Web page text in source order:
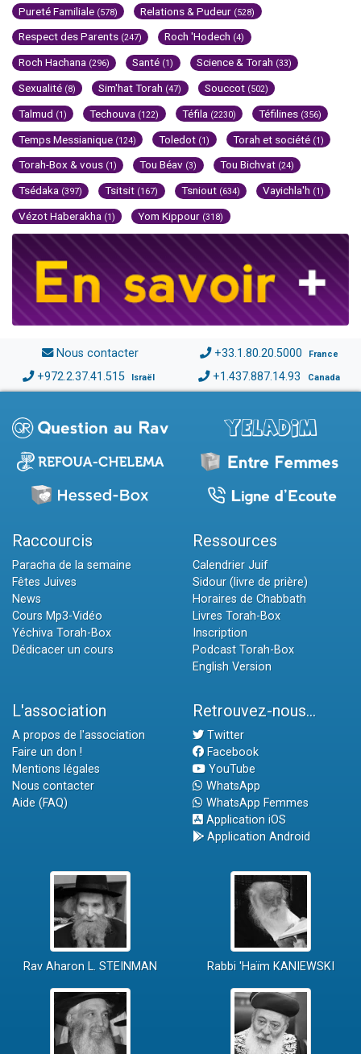
Pureté Familiale (578) Relations & Pudeur (528)
Respect des Parents (247) Roch 'Hodech (4)
Roch Hachana (296) Santé (1) Science & Torah (33)
Sexualité (8) Sim'hat Torah (47) Souccot (502)
Talmud (1) Techouva (122) Téfila (2230) Téfilines (356)
Temps Messianique (124) Toledot (1) Torah et société (1)
Torah-Box & vous (1) Tou Béav (3) Tou Bichvat (24)
Tsédaka (397) Tsitsit (167) Tsniout (634) Vayichla'h (1)
Vézot Haberakha (1) Yom Kippour (318)
Nous contacter +33.1.80.20.5000 France
+972.2.37.41.515 Israël +1.437.887.14.93 Canada
Raccourcis
Paracha de la semaine
Fêtes Juives
News
Cours Mp3-Vidéo
Yéchiva Torah-Box
Dédicacer un cours
Ressources
Calendrier Juif
Sidour (livre de prière)
Horaires de Chabbath
Livres Torah-Box
Inscription
Podcast Torah-Box
English Version
L'association
A propos de l'association
Faire un don !
Mentions légales
Nous contacter
Aide (FAQ)
Retrouvez-nous...
Twitter
Facebook
YouTube
WhatsApp
WhatsApp Femmes
Application iOS
Application Android
Rav Aharon L. STEINMAN Rabbi 'Haïm KANIEWSKI